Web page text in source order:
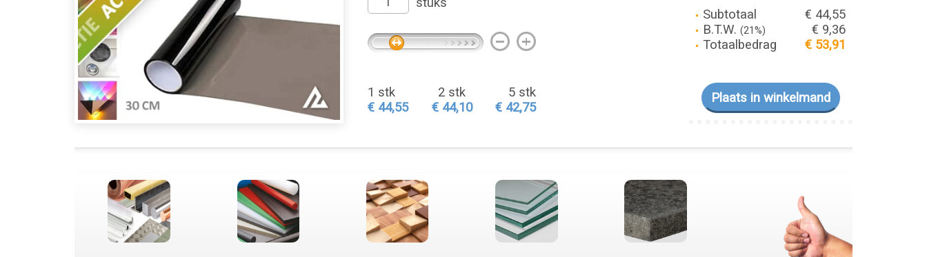
1 stk
€ 44,55
2 stk
€ 44,10
5 stk
€ 42,75
Subtotaal
€ 44,55
B.T.W. (21%)
€ 9,36
Totaalbedrag
€ 53,91